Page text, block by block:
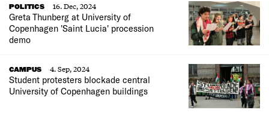
POLITICS
16. Dec, 2024
Greta Thunberg at University of
Copenhagen 'Saint Lucia' procession
demo
CAMPUS
4. Sep, 2024
Student protesters blockade central
University of Copenhagen buildings